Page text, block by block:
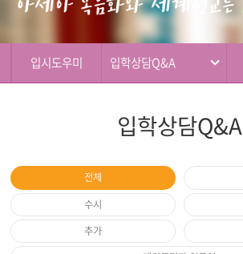
뉴
입시도우미 입학상담Q&A
입학상담Q&A
전체
수시
추가